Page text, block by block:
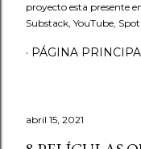
proyecto esta presente
Substack, YouTube,
PÁGINA
abril 15, 2021